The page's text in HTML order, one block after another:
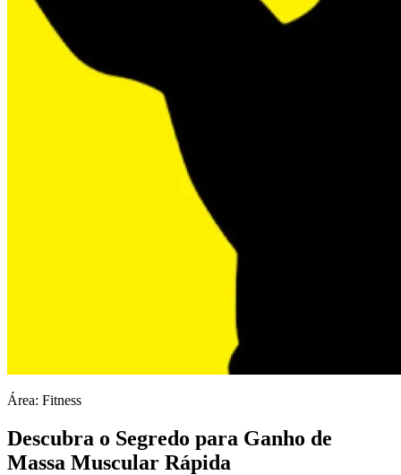
Área: Fitness
Descubra o Segredo para Ganho de
Massa Muscular Rápida